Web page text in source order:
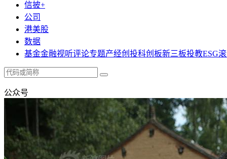
信披+
公司
港美股
数据
基金金融视听评论专题产经创投科创板新三板投教ESG
公众号